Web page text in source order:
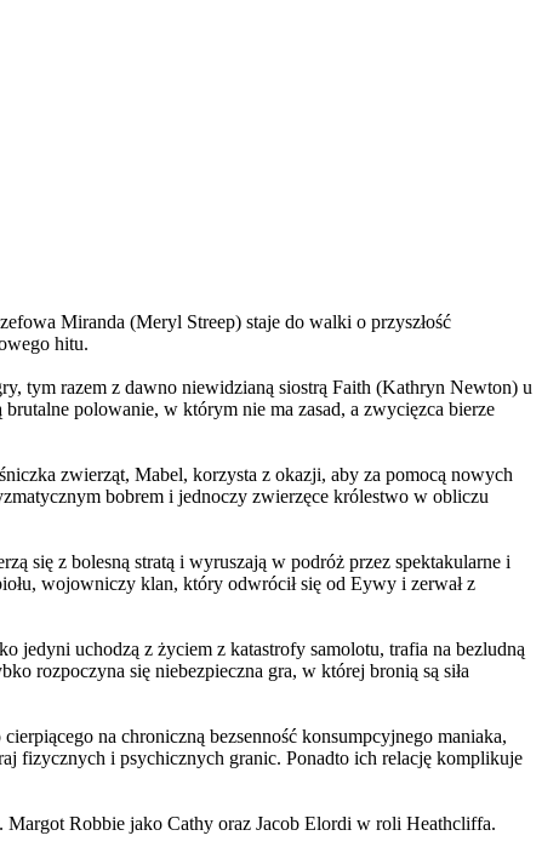
Miranda (Meryl Streep) staje do walki o przyszłość
hitu.
tym razem z dawno niewidzianą siostrą Faith (Kathryn Newton) u
polowanie, w którym nie ma zasad, a zwycięzca bierze
zwierząt, Mabel, korzysta z okazji, aby za pomocą nowych
bobrem i jednoczy zwierzęce królestwo w obliczu
się z bolesną stratą i wyruszają w podróż przez spektakularne i
wojowniczy klan, który odwrócił się od Eywy i zerwał z
uchodzą z życiem z katastrofy samolotu, trafia na bezludną
rozpoczyna się niebezpieczna gra, w której bronią są siła
na chroniczną bezsenność konsumpcyjnego maniaka,
fizycznych i psychicznych granic. Ponadto ich relację komplikuje
Margot Robbie jako Cathy oraz Jacob Elordi w roli Heathcliffa.